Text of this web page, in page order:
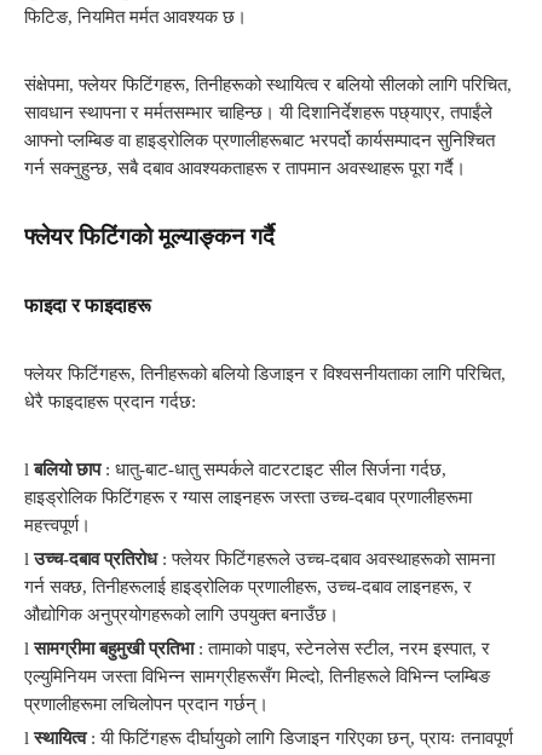
फिटिङ, नियमित मर्मत आवश्यक छ।
संक्षेपमा, फ्लेयर फिटिंगहरू, तिनीहरूको स्थायित्व र बलियो सीलको लागि परिचित,
सावधान स्थापना र मर्मतसम्भार चाहिन्छ। यी दिशानिर्देशहरू पछ्याएर, तपाईंले
आफ्नो प्लम्बिङ वा हाइड्रोलिक प्रणालीहरूबाट भरपर्दो कार्यसम्पादन सुनिश्चित
गर्न सक्नुहुन्छ, सबै दबाव आवश्यकताहरू र तापमान अवस्थाहरू पूरा गर्दै।
फ्लेयर फिटिंगको मूल्याङ्कन गर्दै
फाइदा र फाइदाहरू
फ्लेयर फिटिंगहरू, तिनीहरूको बलियो डिजाइन र विश्वसनीयताका लागि परिचित,
धेरै फाइदाहरू प्रदान गर्दछ:
lबलियो छाप : धातु-बाट-धातु सम्पर्कले वाटरटाइट सील सिर्जना गर्दछ,
हाइड्रोलिक फिटिंगहरू र ग्यास लाइनहरू जस्ता उच्च-दबाव प्रणालीहरूमा
महत्त्वपूर्ण।
lउच्च-दबाव प्रतिरोध : फ्लेयर फिटिंगहरूले उच्च-दबाव अवस्थाहरूको सामना
गर्न सक्छ, तिनीहरूलाई हाइड्रोलिक प्रणालीहरू, उच्च-दबाव लाइनहरू, र
औद्योगिक अनुप्रयोगहरूको लागि उपयुक्त बनाउँछ।
lसामग्रीमा बहुमुखी प्रतिभा: तामाको पाइप, स्टेनलेस स्टील, नरम इस्पात, र
एल्युमिनियम जस्ता विभिन्न सामग्रीहरूसँग मिल्दो, तिनीहरूले विभिन्न प्लम्बिङ
प्रणालीहरूमा लचिलोपन प्रदान गर्छन्।
lस्थायित्व: यी फिटिंगहरू दीर्घायुको लागि डिजाइन गरिएका छन्, प्रायः तनावपूर्ण